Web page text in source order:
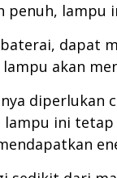
penuh, lampu
dapat
akan
diperlukan
ini